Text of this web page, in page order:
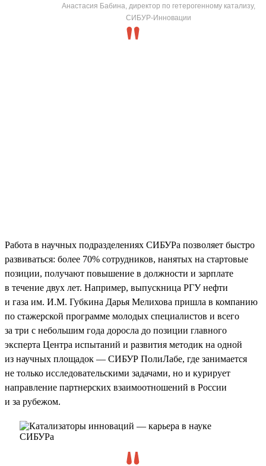
Анастасия Бабина, директор по гетерогенному катализу,
СИБУР-Инновации
Работа в научных подразделениях СИБУРа позволяет быстро
развиваться: более 70% сотрудников, нанятых на стартовые
позиции, получают повышение в должности и зарплате
в течение двух лет. Например, выпускница РГУ нефти
и газа им. И.М. Губкина Дарья Мелихова пришла в компанию
по стажерской программе молодых специалистов и всего
за три с небольшим года доросла до позиции главного
эксперта Центра испытаний и развития методик на одной
из научных площадок — СИБУР ПолиЛабе, где занимается
не только исследовательскими задачами, но и курирует
направление партнерских взаимоотношений в России
и за рубежом.